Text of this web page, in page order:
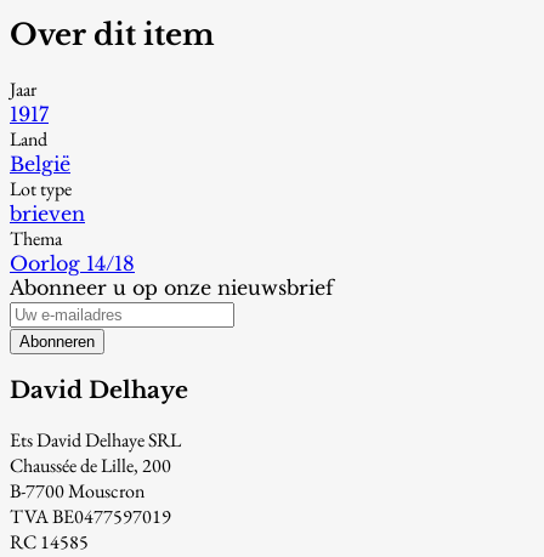
Over dit item
Jaar
1917
Land
België
Lot type
brieven
Thema
Oorlog 14/18
Abonneer u op onze nieuwsbrief
Abonneren
David Delhaye
Ets David Delhaye SRL
Chaussée de Lille, 200
B-7700 Mouscron
TVA BE0477597019
RC 14585